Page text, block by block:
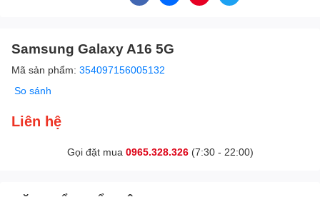
Samsung Galaxy A16 5G
Mã sản phẩm: 354097156005132
So sánh
Liên hệ
Gọi đặt mua 0965.328.326(7:30 - 22:00)